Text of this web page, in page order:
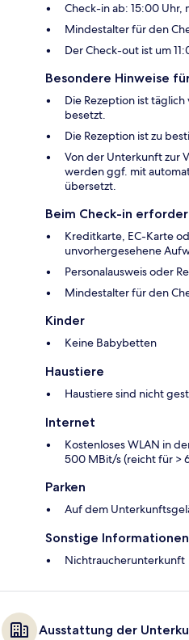
Check-in ab: 15:00 Uhr,
Mindestalter für den
Der Check-out ist um
Besondere Hinweise
Die Rezeption ist
besetzt.
Die Rezeption ist zu
Von der Unterkunft zur
werden ggf. mit
übersetzt.
Beim Check-in
Kreditkarte, EC-Karte
unvorhergesehene
Personalausweis oder
Mindestalter für den
Kinder
Keine Babybetten
Haustiere
Haustiere sind nicht
Internet
Kostenloses WLAN in
500 MBit/s (reicht für >
Parken
Auf dem
Sonstige Informationen
Nichtraucherunterkunft
Ausstattung der